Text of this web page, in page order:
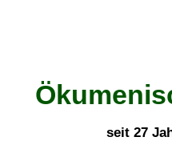
seit 27